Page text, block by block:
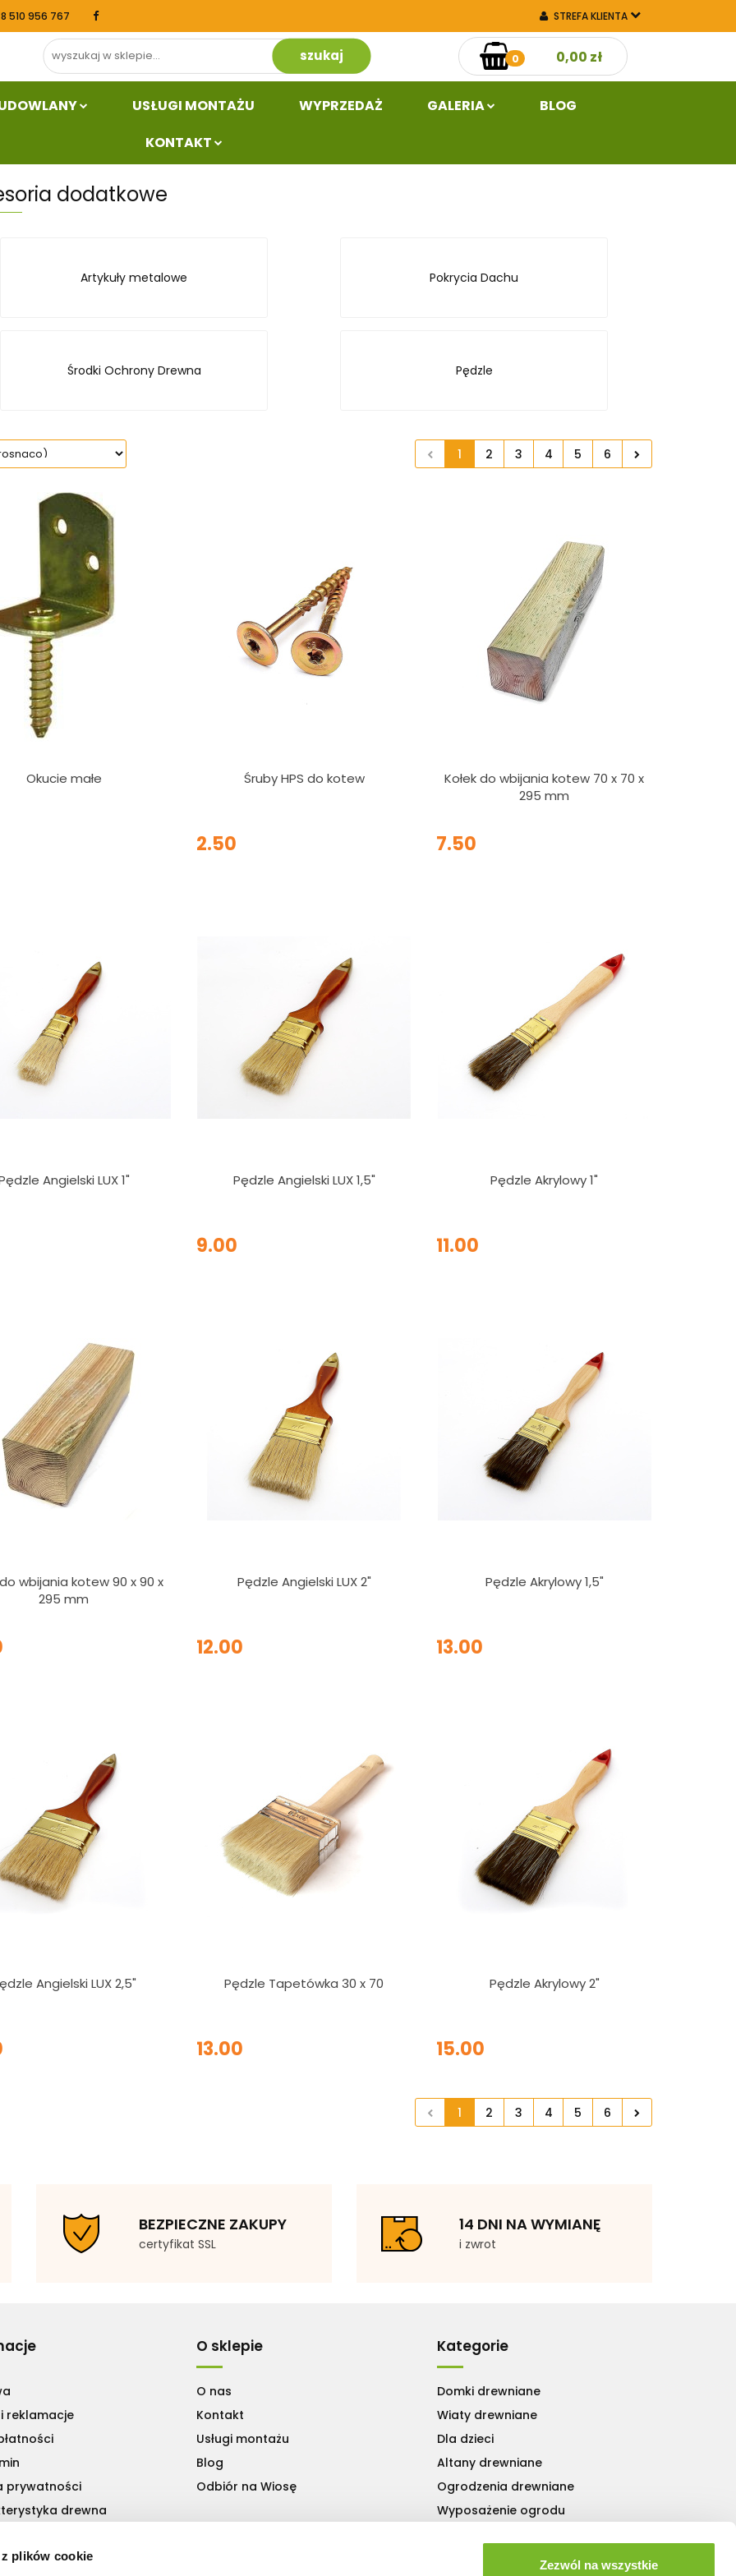
plików cookie
Zezwól na wszystkie
510 956 767 STREFA KLIENTA
ZALOGUJ SIĘ
ZAREJESTRUJ SIĘ
DODAJ ZGŁOSZENIE
0,00 zł
0
USŁUGI MONTAŻU WYPRZEDAŻ GALERIA
BLOG
KONTAKT
Dział budowlany Usługi Montażu Wyprzedaż Galeria
dodatkowe
Artykuły metalowe Pokrycia Dachu
Środki Ochrony Drewna Pędzle
1 2 3 4 5 6
Okucie małe Śruby HPS do kotew
2.50
Kołek do wbijania kotew 70 x 70 x
295 mm
7.50
Angielski LUX 1" Pędzle Angielski LUX 1,5"
9.00
Pędzle Akrylowy 1"
11.00
do wbijania kotew 90 x 90 x
295 mm
Pędzle Angielski LUX 2"
12.00
Pędzle Akrylowy 1,5"
13.00
Angielski LUX 2,5" Pędzle Tapetówka 30 x 70
13.00
Pędzle Akrylowy 2"
15.00
1 2 3 4 5 6
BEZPIECZNE ZAKUPY
certyfikat SSL
14 DNI NA WYMIANĘ
i zwrot
reklamacje
prywatności
drewna
O sklepie
O nas
Kontakt
Usługi montażu
Blog
Odbiór na Wiosę
Kategorie
Domki drewniane
Wiaty drewniane
Dla dzieci
Altany drewniane
Ogrodzenia drewniane
Wyposażenie ogrodu